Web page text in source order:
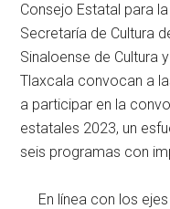
Consejo Estatal para
Secretaría de Cultura
Sinaloense de Cultura
Tlaxcala convocan a
a participar en la
estatales 2023, un
seis programas con
En línea con los